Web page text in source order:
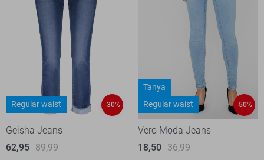
Regular waist -30%
Geisha Jeans
62,95 89,99
Tanya
Regular waist
-50%
Vero Moda Jeans
18,50 36,99